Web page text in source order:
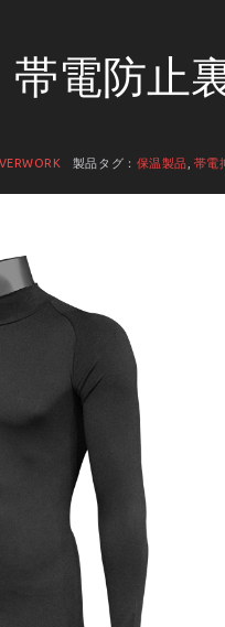
帯電防止
製品タグ： 保温製品 帯電